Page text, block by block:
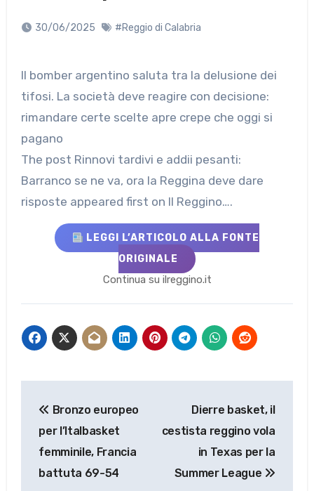
30/06/2025 #Reggio di Calabria
Il bomber argentino saluta tra la delusione dei
tifosi. La società deve reagire con decisione:
rimandare certe scelte apre crepe che oggi si
pagano
The post Rinnovi tardivi e addii pesanti:
Barranco se ne va, ora la Reggina deve dare
risposte appeared first on Il Reggino….
LEGGI L’ARTICOLO ALLA FONTE
ORIGINALE
Continua su ilreggino.it
articoli
Bronzo europeo
per l’Italbasket
femminile, Francia
battuta 69-54
Dierre basket, il
cestista reggino vola
in Texas per la
Summer League